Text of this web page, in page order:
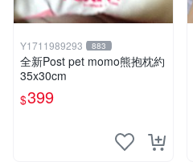
Y1711989293 883
全新Post pet momo熊抱枕約
35x30cm
$399